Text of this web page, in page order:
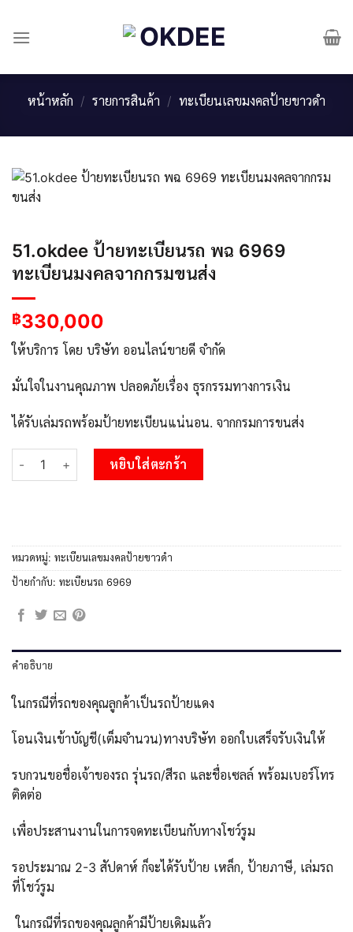
content
หน้าหลัก / รายการสินค้า / ทะเบียนเลขมงคลป้ายขาวดำ
51.okdee ป้ายทะเบียนรถ พฉ 6969
ทะเบียนมงคลจากกรมขนส่ง
฿330,000
ให้บริการ โดย บริษัท ออนไลน์ขายดี จำกัด
มั่นใจในงานคุณภาพ ปลอดภัยเรื่อง ธุรกรรมทางการเงิน
ได้รับเล่มรถพร้อมป้ายทะเบียนแน่นอน. จากกรมการขนส่ง
จำนวน 51.okdee ป้ายทะเบียนรถ พฉ 6969 ทะเบียนมงคลจากกรม
หยิบใส่ตะกร้า
หมวดหมู่: ทะเบียนเลขมงคลป้ายขาวดำ
ป้ายกำกับ: ทะเบียนรถ 6969
คำอธิบาย
ในกรณีที่รถของคุณลูกค้าเป็นรถป้ายแดง
โอนเงินเข้าบัญชี(เต็มจำนวน)ทางบริษัท ออกใบเสร็จรับเงินให้
รบกวนขอชื่อเจ้าของรถ รุ่นรถ/สีรถ และชื่อเซลล์ พร้อมเบอร์โทร
ติดต่อ
เพื่อประสานงานในการจดทะเบียนกับทางโชว์รูม
รอประมาณ 2-3 สัปดาห์ ก็จะได้รับป้าย เหล็ก, ป้ายภาษี, เล่มรถ
ที่โชว์รูม
ในกรณีที่รถของคุณลูกค้ามีป้ายเดิมแล้ว